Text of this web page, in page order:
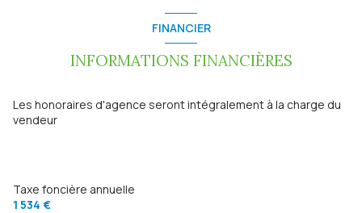
cuisine américaine (équipée)
Chauffage central : au sol (pompe à chaleur)
FINANCIER
INFORMATIONS FINANCIÈRES
Les honoraires d'agence seront intégralement à la charge du
vendeur
Taxe foncière annuelle
1 534 €